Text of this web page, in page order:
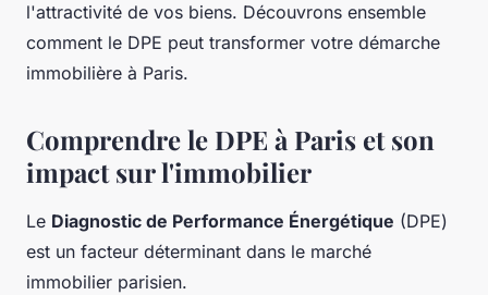
l'attractivité de vos biens. Découvrons ensemble
comment le DPE peut transformer votre démarche
immobilière à Paris.
Comprendre le DPE à Paris et son
impact sur l'immobilier
Le Diagnostic de Performance Énergétique (DPE)
est un facteur déterminant dans le marché
immobilier parisien.